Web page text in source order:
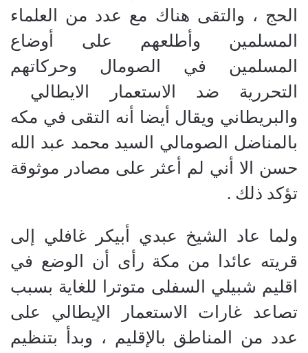
الحج ، والتقى هناك مع عدد من العلماء
المسلمين وأطلعهم على أوضاع
المسلمين في الصومال وحركاتهم
التحررية ضد الاستعمار الايطالي
والبريطاني ويقال أيضا أنه التقى في مكه
بالمناضل الصومالي السيد محمد عبد الله
حسن الا أني لم أعثر على مصادر موثوقة
تؤكد ذلك .
ولما عاد الشيخ عبدي أبيكر غافلي إلى
قريته عائدا من مكة رأى أن الوضع في
اقليم شبيلي السفلى متوترا للغاية بسبب
تصاعد غارات الاستعمار الإيطالي على
عدد من المناطق بالإقليم ، وبدأ بتنظيم